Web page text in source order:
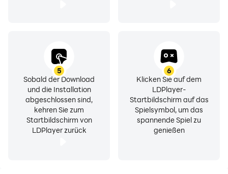
5
Sobald der Download
und die Installation
abgeschlossen sind,
kehren Sie zum
Startbildschirm von
LDPlayer zurück
6
Klicken Sie auf dem
LDPlayer-
Startbildschirm auf das
Spielsymbol, um das
spannende Spiel zu
genießen